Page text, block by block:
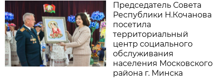
Председатель Совета
Республики Н.Кочанова
посетила
территориальный
центр социального
обслуживания
населения Московского
района г. Минска